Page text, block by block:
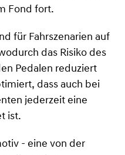
Fond fort.
für Fahrszenarien auf
das Risiko des
Pedalen reduziert
dass auch bei
jederzeit eine
ist.
- eine von der